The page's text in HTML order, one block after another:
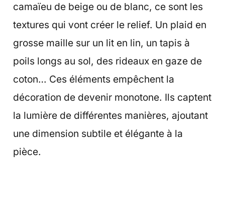
camaïeu de beige ou de blanc, ce sont les
textures qui vont créer le relief. Un plaid en
grosse maille sur un lit en lin, un tapis à
poils longs au sol, des rideaux en gaze de
coton… Ces éléments empêchent la
décoration de devenir monotone. Ils captent
la lumière de différentes manières, ajoutant
une dimension subtile et élégante à la
pièce.